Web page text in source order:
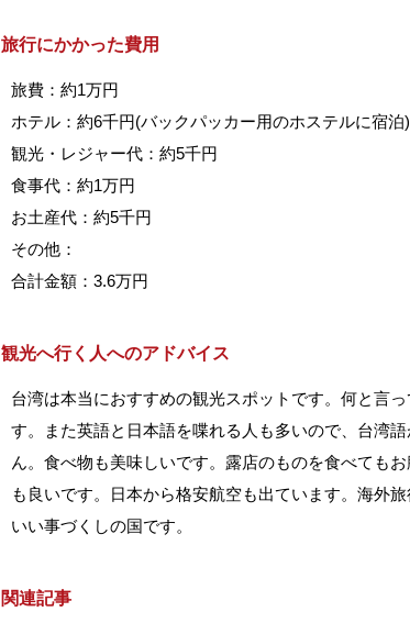
旅行にかかった費用
旅費：約1万円
ホテル：約6千円(バックパッカー用のホステルに宿泊)
観光・レジャー代：約5千円
食事代：約1万円
お土産代：約5千円
その他：
合計金額：3.6万円
観光へ行く人へのアドバイス
台湾は本当におすすめの観光スポットです。何と言
す。また英語と日本語を喋れる人も多いので、台湾
ん。食べ物も美味しいです。露店のものを食べても
も良いです。日本から格安航空も出ています。海外
いい事づくしの国です。
関連記事